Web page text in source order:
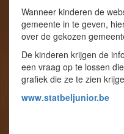
Wanneer kinderen de
gemeente in te geven,
over de gekozen
De kinderen krijgen de
een vraag op te lossen
grafiek die ze te zien
www.statbeljunior.be